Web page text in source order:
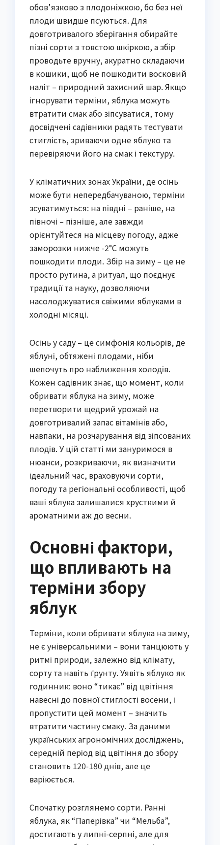
обов’язково з плодоніжкою, бо без неї
плоди швидше псуються. Для
довготривалого зберігання обирайте
пізні сорти з товстою шкіркою, а збір
проводьте вручну, акуратно складаючи
в кошики, щоб не пошкодити восковий
наліт – природний захисний шар. Якщо
ігнорувати терміни, яблука можуть
втратити смак або зіпсуватися, тому
досвідчені садівники радять тестувати
стиглість, зриваючи одне яблуко та
перевіряючи його на смак і текстуру.
У кліматичних зонах України, де осінь
може бути непередбачуваною, терміни
зсуватимуться: на півдні – раніше, на
півночі – пізніше, але завжди
орієнтуйтеся на місцеву погоду, адже
заморозки нижче -2°C можуть
пошкодити плоди. Збір на зиму – це не
просто рутина, а ритуал, що поєднує
традиції та науку, дозволяючи
насолоджуватися свіжими яблуками в
холодні місяці.
Осінь у саду – це симфонія кольорів, де
яблуні, обтяжені плодами, ніби
шепочуть про наближення холодів.
Кожен садівник знає, що момент, коли
обривати яблука на зиму, може
перетворити щедрий урожай на
довготривалий запас вітамінів або,
навпаки, на розчарування від зіпсованих
плодів. У цій статті ми зануримося в
нюанси, розкриваючи, як визначити
ідеальний час, враховуючи сорти,
погоду та регіональні особливості, щоб
ваші яблука залишалися хрусткими й
ароматними аж до весни.
Основні фактори,
що впливають на
терміни збору
яблук
Терміни, коли обривати яблука на зиму,
не є універсальними – вони танцюють у
ритмі природи, залежно від клімату,
сорту та навіть ґрунту. Уявіть яблуко як
годинник: воно “тикає” від цвітіння
навесні до повної стиглості восени, і
пропустити цей момент – значить
втратити частину смаку. За даними
українських агрономічних досліджень,
середній період від цвітіння до збору
становить 120-180 днів, але це
варіюється.
Спочатку розглянемо сорти. Ранні
яблука, як “Паперівка” чи “Мельба”,
достигають у липні-серпні, але для